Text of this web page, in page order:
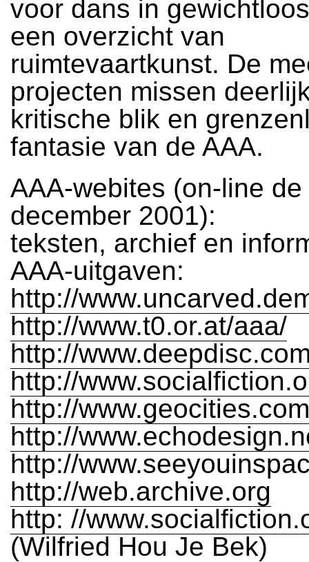
voor dans in
een overzicht van
ruimtevaartkunst. De
projecten missen
kritische blik en
fantasie van de AAA.
AAA-webites (on-line
december 2001):
teksten, archief en
AAA-uitgaven:
http://
http://www.t0.or.at/aaa/
http://
http://
http://
http://
http://
http://web.archive.org
http: //
(Wilfried Hou Je Bek)